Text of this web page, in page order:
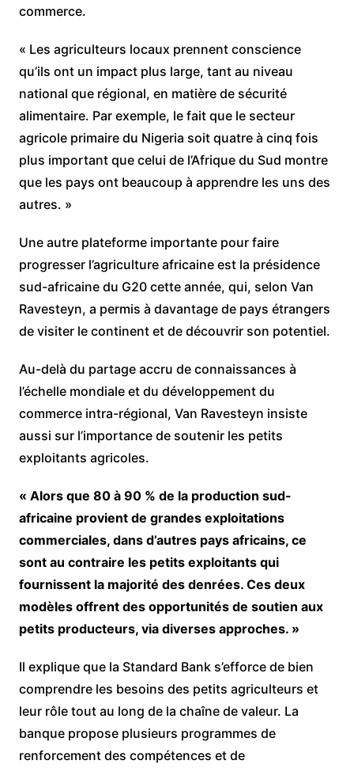
commerce.
« Les agriculteurs locaux prennent conscience
qu’ils ont un impact plus large, tant au niveau
national que régional, en matière de sécurité
alimentaire. Par exemple, le fait que le secteur
agricole primaire du Nigeria soit quatre à cinq fois
plus important que celui de l’Afrique du Sud montre
que les pays ont beaucoup à apprendre les uns des
autres. »
Une autre plateforme importante pour faire
progresser l’agriculture africaine est la présidence
sud-africaine du G20 cette année, qui, selon Van
Ravesteyn, a permis à davantage de pays étrangers
de visiter le continent et de découvrir son potentiel.
Au-delà du partage accru de connaissances à
l’échelle mondiale et du développement du
commerce intra-régional, Van Ravesteyn insiste
aussi sur l’importance de soutenir les petits
exploitants agricoles.
« Alors que 80 à 90 % de la production sud-
africaine provient de grandes exploitations
commerciales, dans d’autres pays africains, ce
sont au contraire les petits exploitants qui
fournissent la majorité des denrées. Ces deux
modèles offrent des opportunités de soutien aux
petits producteurs, via diverses approches. »
Il explique que la Standard Bank s’efforce de bien
comprendre les besoins des petits agriculteurs et
leur rôle tout au long de la chaîne de valeur. La
banque propose plusieurs programmes de
renforcement des compétences et de